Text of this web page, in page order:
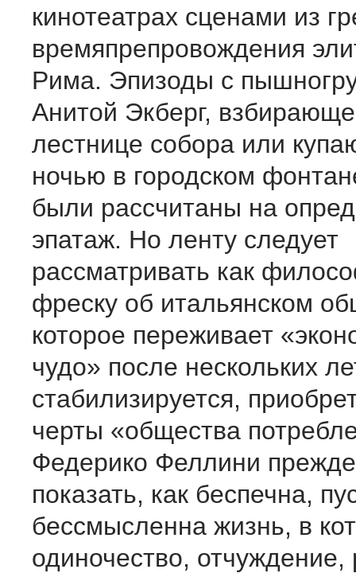
кинотеатрах сценами из
времяпрепровождения
Рима. Эпизоды с
Анитой Экберг,
лестнице собора или
ночью в городском
были рассчитаны на
эпатаж. Но ленту следует
рассматривать как
фреску об итальянском
которое переживает
чудо» после нескольких
стабилизируется,
черты «общества
Федерико Феллини прежде
показать, как беспечна,
бессмысленна жизнь, в
одиночество,